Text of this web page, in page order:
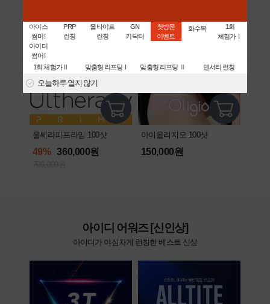
울쎄라피프라임 100샷
49% 360,000원
아이올리지오 100샷
150,000원
아이디 어워즈 [신인상]
아이디가 야심차게 런칭한 베스트 신상
아이스
썸머!
아이디
썸머!
PRP
런칭
올타이트
런칭
GN
키닥터
첫방문
이벤트
화수목
1회
체험가Ⅰ
1회 체험가Ⅱ 맞춤형 리프팅Ⅰ 맞춤형 리프팅 Ⅱ 덴서티 런칭
오늘하루 열지 않기